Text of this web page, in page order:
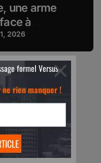
une arme
à
2026